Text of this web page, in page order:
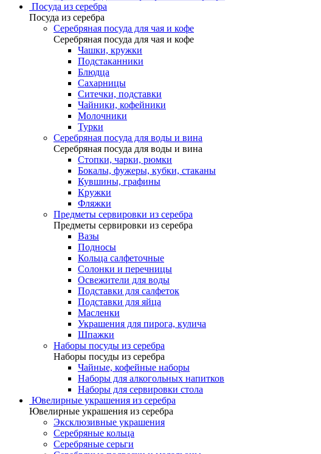
Посуда из серебра
Посуда из серебра
Серебряная посуда для чая и кофе
Серебряная посуда для чая и кофе
Чашки, кружки
Подстаканники
Блюдца
Сахарницы
Ситечки, подставки
Чайники, кофейники
Молочники
Турки
Серебряная посуда для воды и вина
Серебряная посуда для воды и вина
Стопки, чарки, рюмки
Бокалы, фужеры, кубки, стаканы
Кувшины, графины
Кружки
Фляжки
Предметы сервировки из серебра
Предметы сервировки из серебра
Вазы
Подносы
Кольца салфеточные
Солонки и перечницы
Освежители для воды
Подставки для салфеток
Подставки для яйца
Масленки
Украшения для пирога, кулича
Шпажки
Наборы посуды из серебра
Наборы посуды из серебра
Чайные, кофейные наборы
Наборы для алкогольных напитков
Наборы для сервировки стола
Ювелирные украшения из серебра
Ювелирные украшения из серебра
Эксклюзивные украшения
Серебряные кольца
Серебряные серьги